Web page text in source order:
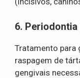
6.
Tratamento para
raspagem de
gengivais